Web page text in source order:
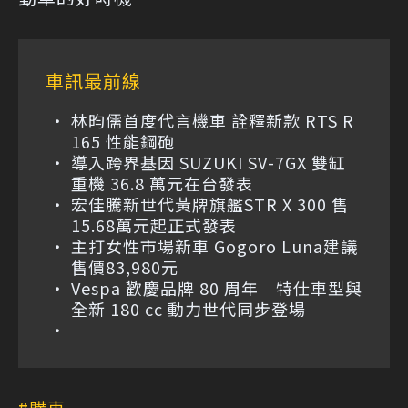
車訊最前線
林昀儒首度代言機車 詮釋新款 RTS R
165 性能鋼砲
導入跨界基因 SUZUKI SV-7GX 雙缸
重機 36.8 萬元在台發表
宏佳騰新世代黃牌旗艦STR X 300 售
15.68萬元起正式發表
主打女性市場新車 Gogoro Luna建議
售價83,980元
Vespa 歡慶品牌 80 周年 特仕車型與
全新 180 cc 動力世代同步登場